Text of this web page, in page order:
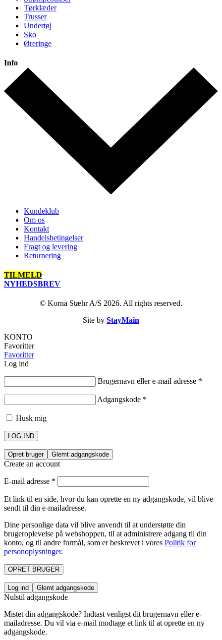
Tørklæder
Trusser
Undertøj
Sko
Øreringe
Info
Kundeklub
Om os
Kontakt
Handelsbetingelser
Fragt og levering
Returnering
TILMELD
NYHEDSBREV
© Korna Stæhr A/S 2026. All rights reserved.
Site by StayMain
KONTO
Favoritter
Favoritter
Log ind
Brugernavn eller e-mail adresse *
Adgangskode *
Husk mig
LOG IND
Opret bruger Glemt adgangskode
Create an account
E-mail adresse *
Et link til en side, hvor du kan oprette en ny adgangskode, vil blive
sendt til din e-mailadresse.
Dine personlige data vil blive anvendt til at understøtte din
brugeroplevelse på webshoppen, til at administrere adgang til din
konto, og til andre formål, som er beskrevet i vores Politik for
personoplysninger.
OPRET BRUGER
Log ind Glemt adgangskode
Nulstil adgangskode
Mistet din adgangskode? Indtast venligst dit brugernavn eller e-
mailadresse. Du vil via e-mail modtage et link til at oprette en ny
adgangskode.